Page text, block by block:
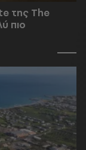
της The
πιο